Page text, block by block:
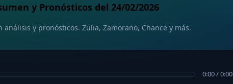
y Pronósticos del 24/02/2026
y pronósticos. Zulia, Zamorano, Chance y más.
0:00/0:00